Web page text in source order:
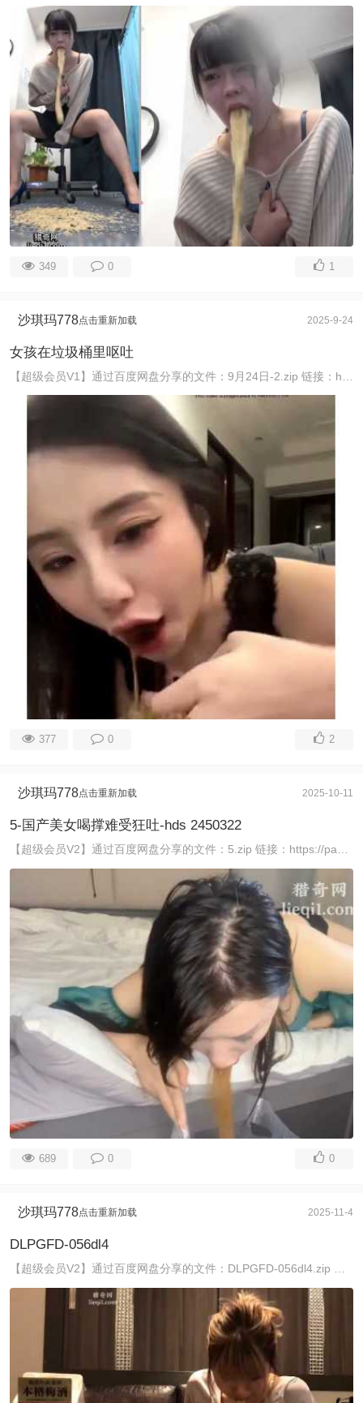
349 0 1
沙琪玛778点击重新加载 2025-9-24
女孩在垃圾桶里呕吐
377 0 2
沙琪玛778点击重新加载 2025-10-11
5-国产美女喝撑难受狂吐-hds 2450322
【超级会员V2】通过百度网盘分享的文件：5.zip 链接：https://pan.baidu.com/s/1yOhX_Vg_9ghRFIheuOV9Eg 提取码：f ...
689 0 0
沙琪玛778点击重新加载 2025-11-4
DLPGFD-056dl4
【超级会员V2】通过百度网盘分享的文件：DLPGFD-056dl4.zip 链接：https://pan.baidu.com/s/18wGh9MjQA-TKBDZZAQzY ...